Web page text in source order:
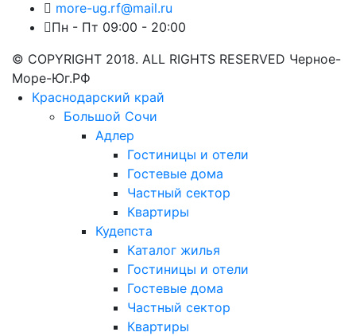
more-ug.rf@mail.ru
Пн - Пт 09:00 - 20:00
© COPYRIGHT 2018. ALL RIGHTS RESERVED Черное-
Море-Юг.РФ
Краснодарский край
Большой Сочи
Адлер
Гостиницы и отели
Гостевые дома
Частный сектор
Квартиры
Кудепста
Каталог жилья
Гостиницы и отели
Гостевые дома
Частный сектор
Квартиры